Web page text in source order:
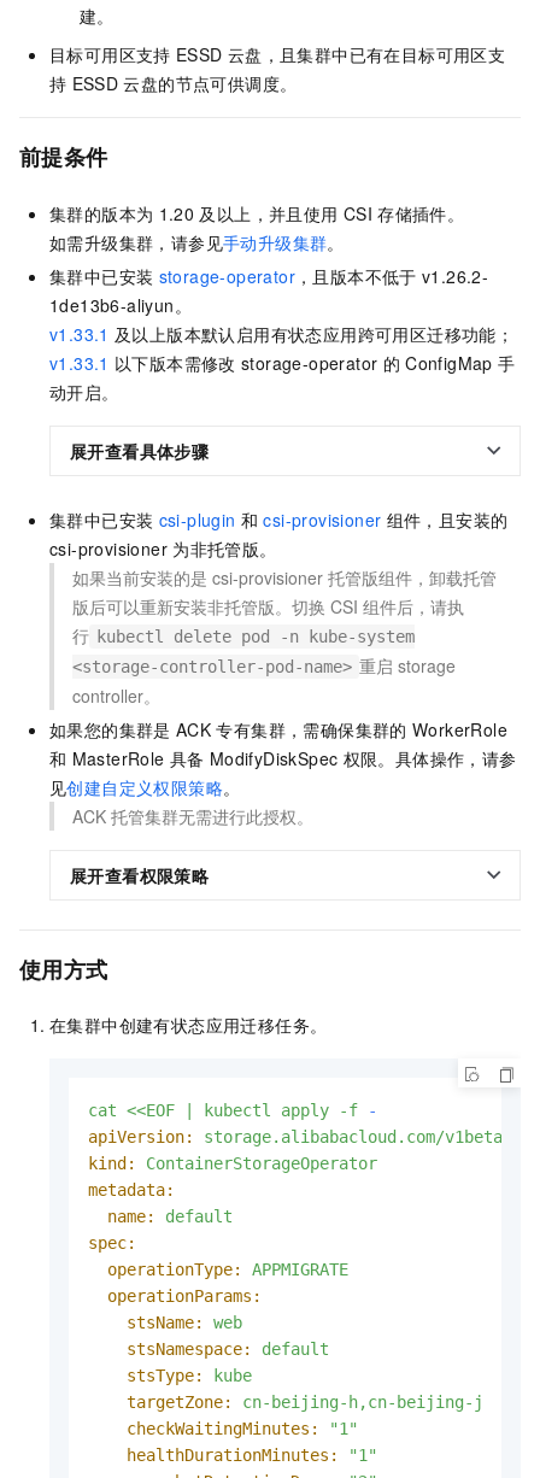
建。
目标可用区支持 ESSD 云盘，且集群中已有在目标可用区支
持 ESSD 云盘的节点可供调度。
前提条件
集群的版本为 1.20 及以上，并且使用 CSI 存储插件。
如需升级集群，请参见手动升级集群。
集群中已安装 storage-operator ，且版本不低于 v1.26.2-
1de13b6-aliyun。
v1.33.1 及以上版本默认启用有状态应用跨可用区迁移功能；
v1.33.1 以下版本需修改 storage-operator 的 ConfigMap 手
动开启。
展开查看具体步骤
集群中已安装 csi-plugin 和 csi-provisioner 组件，且安装的
csi-provisioner 为非托管版。
如果当前安装的是 csi-provisioner 托管版组件，卸载托管
版后可以重新安装非托管版。切换 CSI 组件后，请执
行 kubectl delete pod -n kube-system
<storage-controller-pod-name> 重启 storage
controller。
如果您的集群是 ACK 专有集群 ，需确保集群的 WorkerRole
和 MasterRole 具备 ModifyDiskSpec 权限。具体操作，请参
见创建自定义权限策略。
ACK 托管集群无需进行此授权。
展开查看权限策略
使用方式
在集群中创建有状态应用迁移任务。
cat <<EOF kubectl apply -f
-
apiVersion:
storage.alibabacloud.com/v1beta1
kind:
ContainerStorageOperator
metadata:
name:
default
spec:
operationType:
APPMIGRATE
operationParams:
stsName:
web
stsNamespace:
default
stsType:
kube
targetZone:
cn-beijing-h,cn-beijing-j
checkWaitingMinutes:
"1"
healthDurationMinutes:
"1"